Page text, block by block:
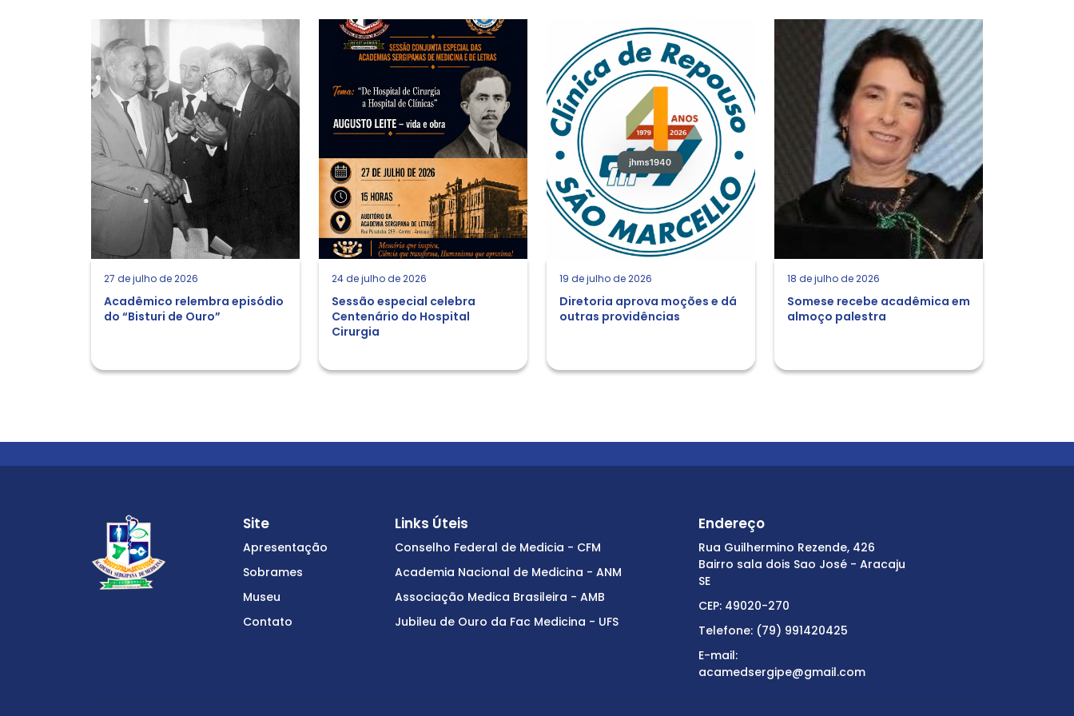
27 de julho de 2026
Acadêmico relembra episódio
do “Bisturi de Ouro”
24 de julho de 2026
Sessão especial celebra
Centenário do Hospital
Cirurgia
19 de julho de 2026
Diretoria aprova moções e dá
outras providências
18 de julho de 2026
Somese recebe acadêmica em
almoço palestra
Site
Apresentação
Sobrames
Museu
Contato
Links Úteis
Conselho Federal de Medicia - CFM
Academia Nacional de Medicina - ANM
Associação Medica Brasileira - AMB
Jubileu de Ouro da Fac Medicina - UFS
Endereço
Rua Guilhermino Rezende, 426
Bairro sala dois Sao José - Aracaju
SE
CEP: 49020-270
Telefone: (79) 991420425
E-mail:
acamedsergipe@gmail.com